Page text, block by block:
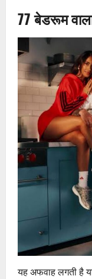
77 बेडरूम
यह अफवाह लगती है